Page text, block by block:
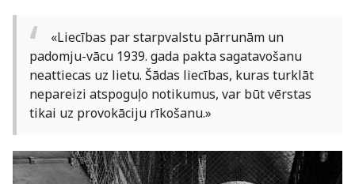
«Liecības par starpvalstu pārrunām un
padomju-vācu 1939. gada pakta sagatavošanu
neattiecas uz lietu. Šādas liecības, kuras turklāt
nepareizi atspoguļo notikumus, var būt vērstas
tikai uz provokāciju rīkošanu.»